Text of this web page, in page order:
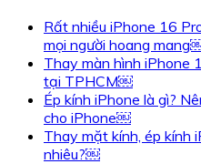
Rất nhiều iPhone 16
mọi người hoang
Thay màn hình iPhone
tại TPHCM￼
Ép kính iPhone là gì?
cho iPhone￼
Thay mặt kính, ép kính
nhiêu?￼